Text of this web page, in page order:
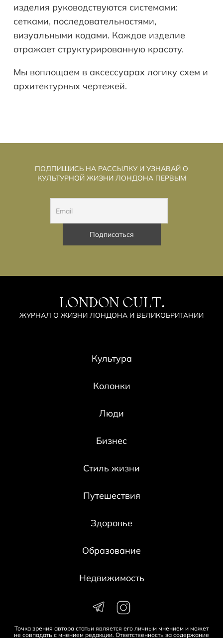
изделия руководствуются системами:
сетками, последовательностями,
визуальными кодами. Каждое изделие
отражает структурированную красоту.
Мы воплощаем в аксессуарах логику схем и
архитектурных чертежей.
ПОДПИШИСЬ НА РАССЫЛКУ И УЗНАВАЙ О
КУЛЬТУРНОЙ ЖИЗНИ ЛОНДОНА ПЕРВЫМ
LONDON CULT.
ЖУРНАЛ О ЖИЗНИ ЛОНДОНА И ВЕЛИКОБРИТАНИИ
Культура
Колонки
Люди
Бизнес
Стиль жизни
Путешествия
Здоровье
Образование
Недвижимость
Точка зрения автора статьи является его личным мнением и может
не совпадать с мнением редакции. Ответственность за содержание